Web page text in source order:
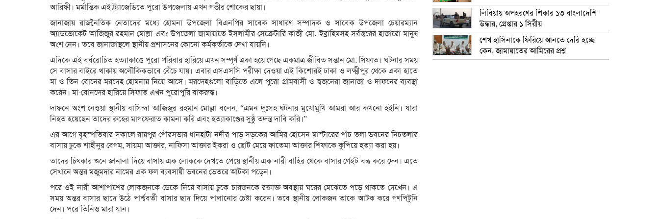
আরিফী। মর্মান্তিক এই ট্র্যাজেডিতে পুরো উপজেলায় এখন গভীর শোকের ছায়া।
জানাজায় রাজনৈতিক নেতাদের মধ্যে হোমনা উপজেলা বিএনপির সাবেক সাধারণ সম্পাদক ও সাবেক উপজেলা চেয়ারম্যান
অ্যাডভোকেট আজিজুর রহমান মোল্লা এবং উপজেলা জামায়াতে ইসলামীর সেক্রেটারি কাজী মো. ইব্রাহিমসহ সর্বস্তরের হাজারো মানুষ
অংশ নেন। তবে জানাজাস্থলে স্থানীয় প্রশাসনের কোনো কর্মকর্তাকে দেখা যায়নি।
এদিকে এই বর্বরোচিত হত্যাকাণ্ডে পুরো পরিবার হারিয়ে এখন সম্পূর্ণ একা হয়ে গেছে একমাত্র জীবিত সন্তান মো. সিফাত। ঘটনার সময়
সে বাসার বাইরে থাকায় অলৌকিকভাবে বেঁচে যায়। এবার এসএসসি পরীক্ষা দেওয়া এই কিশোরই ঢাকা ও লক্ষ্মীপুর থেকে একা হাতে
মা ও তিন বোনের মরদেহ হোমনায় নিয়ে আসে। মরদেহগুলো বাড়িতে এলে পুরো গ্রামবাসী ও স্বজনেরা জানাজা ও দাফনের ব্যবস্থা
করেন। মা-বোনদের হারিয়ে সিফাত এখন পুরোপুরি বাকরুদ্ধ।
দাফনে অংশ নেওয়া স্থানীয় বাসিন্দা আজিজুর রহমান মোল্লা বলেন, “এমন দুঃসহ ঘটনার মুখোমুখি আমরা আর কখনো হইনি। যারা
নিহত হয়েছেন তাদের রুহের মাগফেরাত কামনা করি এবং হত্যাকাণ্ডের সুষ্ঠু তদন্ত দাবি করি।”
এর আগে বৃহস্পতিবার সকালে রায়পুর পৌরসভার ধানহাটা নদীর পাড় সড়কের আমির হোসেন মাস্টারের পাঁচ তলা ভবনের নিচতলার
বাসায় ঢুকে শাহীনুর বেগম, সায়মা আক্তার, নাফিসা আক্তার ইকরা ও ছোট মেয়ে ফাতেমা আক্তার শিফাকে কুপিয়ে হত্যা করা হয়।
তাদের চিৎকার শুনে জানালা দিয়ে বাসায় এক লোককে দেখতে পেয়ে স্থানীয় এক নারী বাহির থেকে বাসার গেইট বন্ধ করে দেন। এতে
সেখানে অন্তর মজুমদার নামের এক ফল ব্যবসায়ী ভবনের ভেতরে আটকা পড়েন।
পরে ওই নারী আশাপাশের লোকজনকে ডেকে নিয়ে বাসায় ঢুকে চারজনকে রক্তাক্ত অবস্থায় ঘরের মেঝেতে পড়ে থাকতে দেখেন। এ
সময় অন্তর বাসার ছাদে উঠে পার্শ্ববর্তী বাসার ছাদ দিয়ে পালানোর চেষ্টা করেন। তবে স্থানীয় লোকজন তাকে আটক করে গণপিটুনি
দেন। পরে তিনিও মারা যান।
লিবিয়ায় অপহরণের শিকার ১৩ বাংলাদেশি
উদ্ধার, গ্রেপ্তার ১ সিরীয়
শেখ হাসিনাকে ফিরিয়ে আনতে দেরি হচ্ছে
কেন, জামায়াতের আমিরের প্রশ্ন